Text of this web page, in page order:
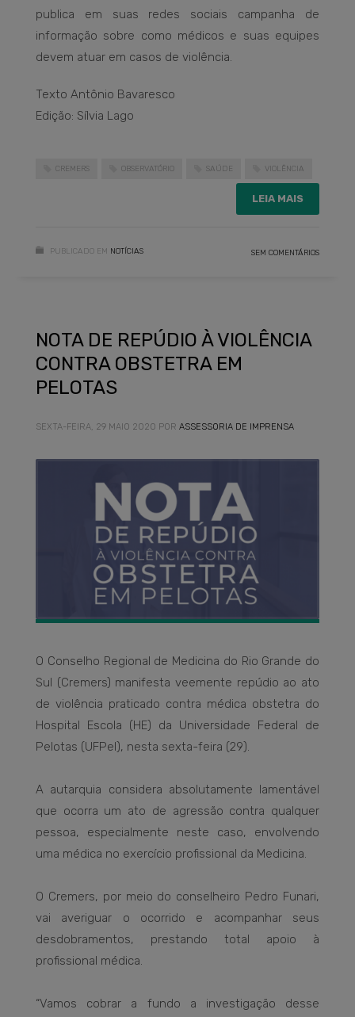
publica em suas redes sociais campanha de
informação sobre como médicos e suas equipes
devem atuar em casos de violência.
Texto Antônio Bavaresco
Edição: Sílvia Lago
CREMERS OBSERVATÓRIO SAÚDE VIOLÊNCIA
LEIA MAIS
PUBLICADO EM NOTÍCIAS SEM COMENTÁRIOS
NOTA DE REPÚDIO À VIOLÊNCIA
CONTRA OBSTETRA EM
PELOTAS
SEXTA-FEIRA, 29 MAIO 2020 POR ASSESSORIA DE IMPRENSA
O Conselho Regional de Medicina do Rio Grande do
Sul (Cremers) manifesta veemente repúdio ao ato
de violência praticado contra médica obstetra do
Hospital Escola (HE) da Universidade Federal de
Pelotas (UFPel), nesta sexta-feira (29).
A autarquia considera absolutamente lamentável
que ocorra um ato de agressão contra qualquer
pessoa, especialmente neste caso, envolvendo
uma médica no exercício profissional da Medicina.
O Cremers, por meio do conselheiro Pedro Funari,
vai averiguar o ocorrido e acompanhar seus
desdobramentos, prestando total apoio à
profissional médica.
“Vamos cobrar a fundo a investigação desse